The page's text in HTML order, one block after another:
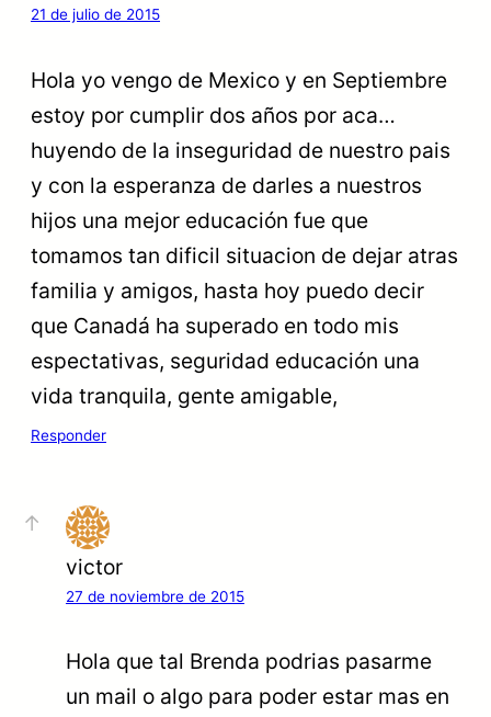
21 de julio de 2015
Hola yo vengo de Mexico y en Septiembre
estoy por cumplir dos años por aca…
huyendo de la inseguridad de nuestro pais
y con la esperanza de darles a nuestros
hijos una mejor educación fue que
tomamos tan dificil situacion de dejar atras
familia y amigos, hasta hoy puedo decir
que Canadá ha superado en todo mis
espectativas, seguridad educación una
vida tranquila, gente amigable,
Responder
victor
27 de noviembre de 2015
Hola que tal Brenda podrias pasarme
un mail o algo para poder estar mas en